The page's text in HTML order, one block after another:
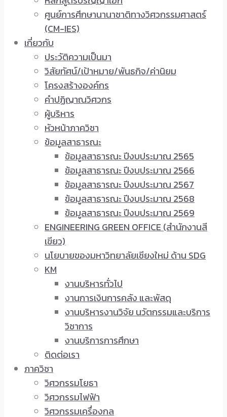
ศูนย์การศึกษานานาชาติทางวิศวกรรมศาสตร์
(CM-IES)
เกี่ยวกับ
ประวัติความเป็นมา
วิสัยทัศน์/เป้าหมาย/พันธกิจ/ค่านิยม
โครงสร้างองค์กร
คำปฏิญาณวิศวกร
ผู้บริหาร
หัวหน้าภาควิชา
ข้อมูลสาธารณะ
ข้อมูลสาธารณะ ปีงบประมาณ 2565
ข้อมูลสาธารณะ ปีงบประมาณ 2566
ข้อมูลสาธารณะ ปีงบประมาณ 2567
ข้อมูลสาธารณะ ปีงบประมาณ 2568
ข้อมูลสาธารณะ ปีงบประมาณ 2569
ENGINEERING GREEN OFFICE (สำนักงานสี
เขียว)
นโยบายของมหาวิทยาลัยเชียงใหม่ ด้าน SDG
KM
งานบริหารทั่วไป
งานการเงินการคลัง และพัสดุ
งานบริหารงานวิจัย นวัตกรรมและบริการ
วิชาการ
งานบริการการศึกษา
ติดต่อเรา
ภาควิชา
วิศวกรรมโยธา
วิศวกรรมไฟฟ้า
วิศวกรรมเครื่องกล